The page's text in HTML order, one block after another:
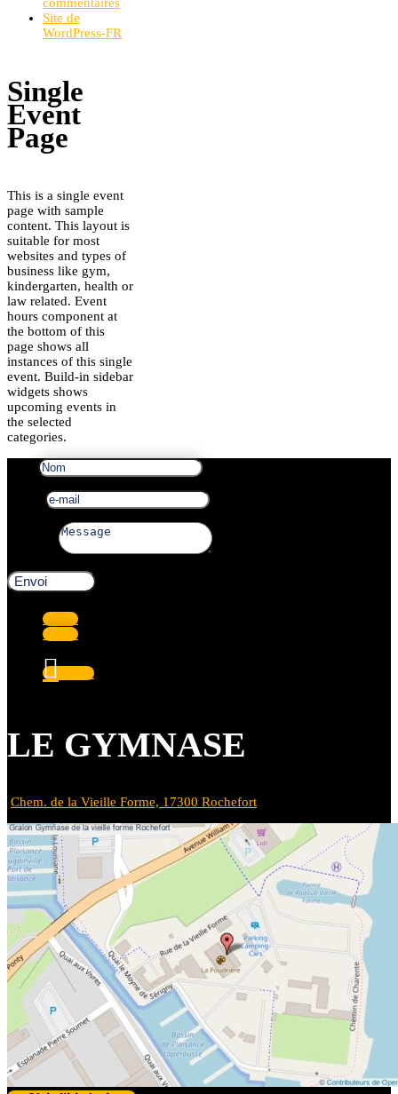
commentaires
Site de
WordPress-FR
Single
Event
Page
This is a single event
page with sample
content. This layout is
suitable for most
websites and types of
business like gym,
kindergarten, health or
law related. Event
hours component at
the bottom of this
page shows all
instances of this single
event. Build-in sidebar
widgets shows
upcoming events in
the selected
categories.
Envoi
Suivre
Suivre
Suivre
LE GYMNASE
Chem. de la Vieille Forme, 17300 Rochefort